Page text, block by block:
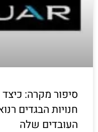
סיפור מקרה:
חנויות הבגדים
העובדים שלה